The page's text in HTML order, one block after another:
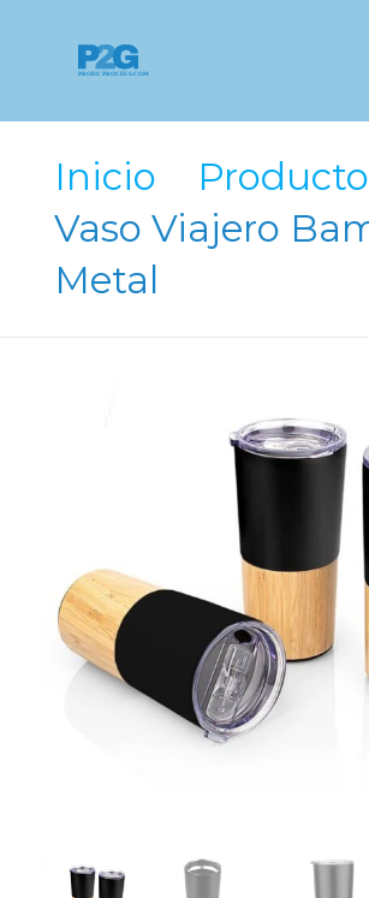
contenido
Inicio
Vaso Viajero
Metal